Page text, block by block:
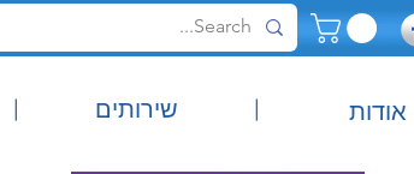
|
| אודות שירותים